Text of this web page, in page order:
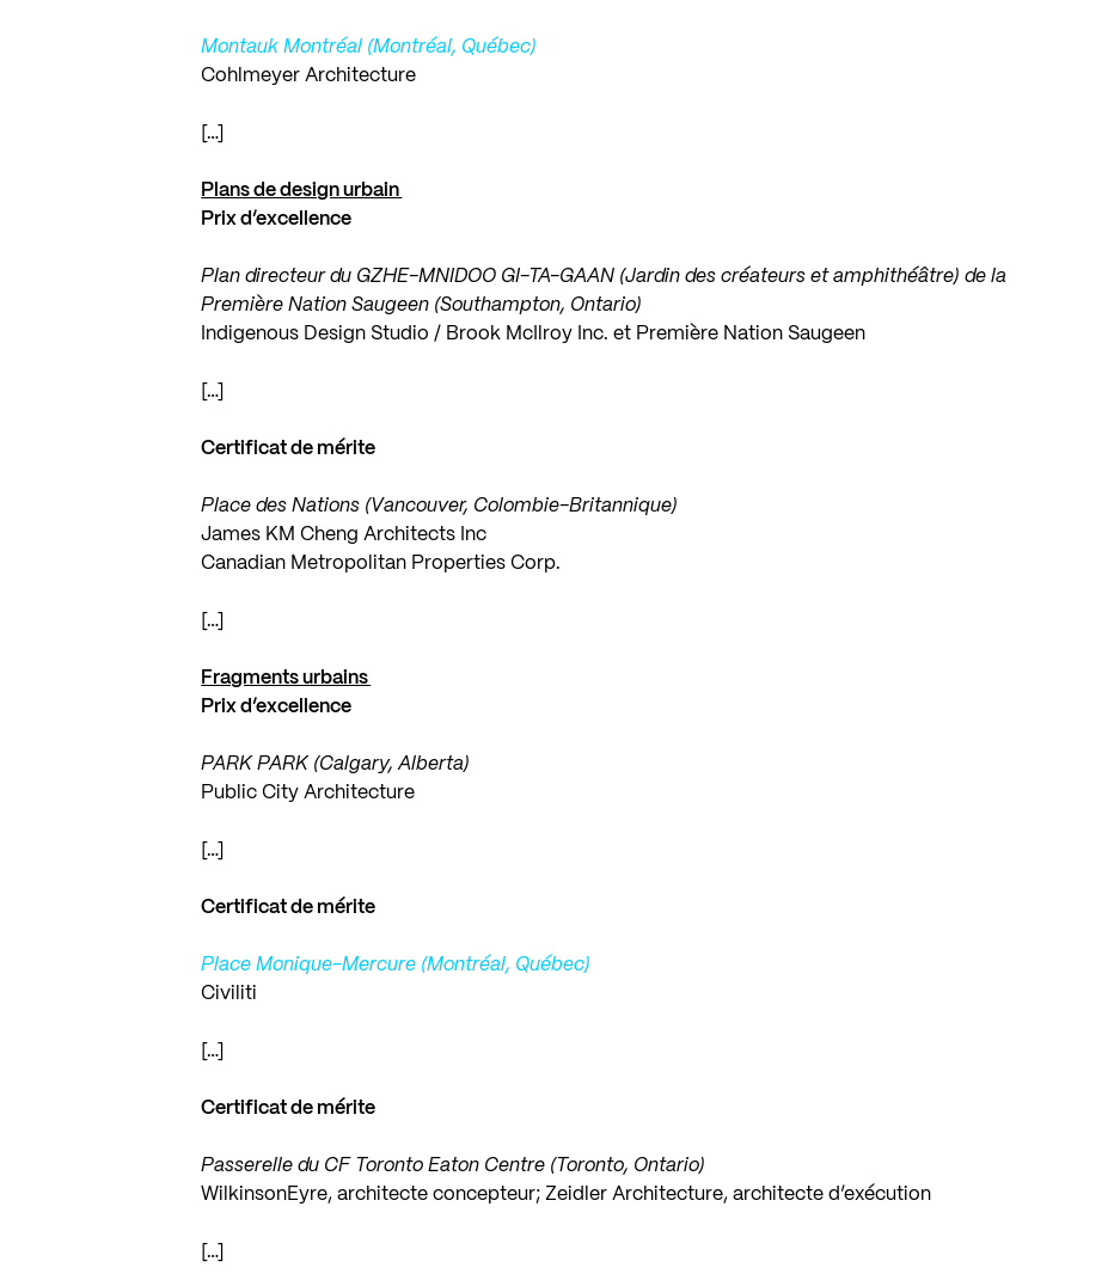
Montauk Montréal (Montréal, Québec)
Cohlmeyer Architecture
[…]
Plans de design urbain
Prix d’excellence
Plan directeur du GZHE-MNIDOO GI-TA-GAAN (Jardin des créateurs et amphithéâtre) de la
Première Nation Saugeen (Southampton, Ontario)
Indigenous Design Studio / Brook McIlroy Inc. et Première Nation Saugeen
[…]
Certificat de mérite
Place des Nations (Vancouver, Colombie-Britannique)
James KM Cheng Architects Inc
Canadian Metropolitan Properties Corp.
[…]
Fragments urbains
Prix d’excellence
PARK PARK (Calgary, Alberta)
Public City Architecture
[…]
Certificat de mérite
Place Monique-Mercure (Montréal, Québec)
Civiliti
[…]
Certificat de mérite
Passerelle du CF Toronto Eaton Centre (Toronto, Ontario)
WilkinsonEyre, architecte concepteur; Zeidler Architecture, architecte d’exécution
[…]